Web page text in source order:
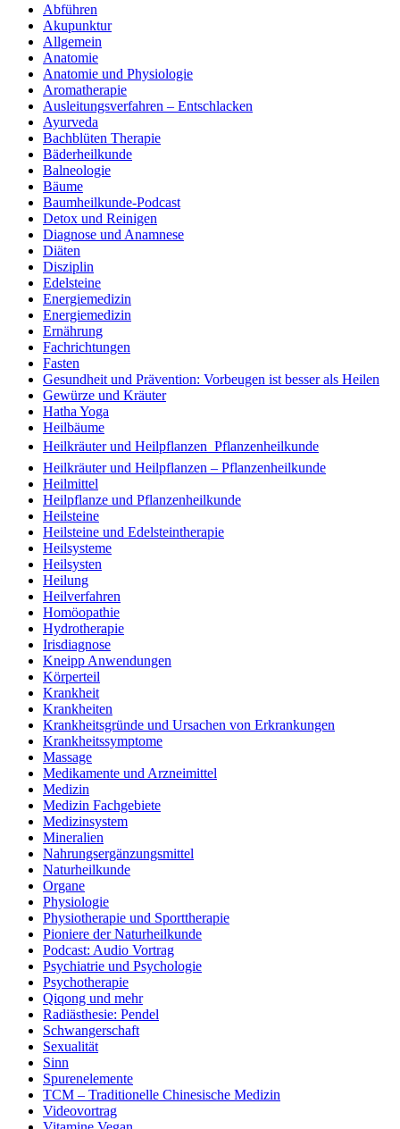
Abführen
Akupunktur
Allgemein
Anatomie
Anatomie und Physiologie
Aromatherapie
Ausleitungsverfahren – Entschlacken
Ayurveda
Bachblüten Therapie
Bäderheilkunde
Balneologie
Bäume
Baumheilkunde-Podcast
Detox und Reinigen
Diagnose und Anamnese
Diäten
Disziplin
Edelsteine
Energiemedizin
Energiemedizin
Ernährung
Fachrichtungen
Fasten
Gesundheit und Prävention: Vorbeugen ist besser als Heilen
Gewürze und Kräuter
Hatha Yoga
Heilbäume
Heilkräuter und Heilpflanzen  Pflanzenheilkunde
Heilkräuter und Heilpflanzen – Pflanzenheilkunde
Heilmittel
Heilpflanze und Pflanzenheilkunde
Heilsteine
Heilsteine und Edelsteintherapie
Heilsysteme
Heilsysten
Heilung
Heilverfahren
Homöopathie
Hydrotherapie
Irisdiagnose
Kneipp Anwendungen
Körperteil
Krankheit
Krankheiten
Krankheitsgründe und Ursachen von Erkrankungen
Krankheitssymptome
Massage
Medikamente und Arzneimittel
Medizin
Medizin Fachgebiete
Medizinsystem
Mineralien
Nahrungsergänzungsmittel
Naturheilkunde
Organe
Physiologie
Physiotherapie und Sporttherapie
Pioniere der Naturheilkunde
Podcast: Audio Vortrag
Psychiatrie und Psychologie
Psychotherapie
Qiqong und mehr
Radiästhesie: Pendel
Schwangerschaft
Sexualität
Sinn
Spurenelemente
TCM – Traditionelle Chinesische Medizin
Videovortrag